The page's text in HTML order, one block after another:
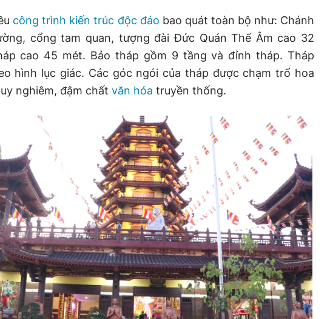
công trình kiến trúc độc đáo bao quát toàn bộ như: Chánh
cổng tam quan, tượng đài Đức Quán Thế Âm cao 32
cao 45 mét. Bảo tháp gồm 9 tầng và đỉnh tháp. Tháp
hình lục giác. Các góc ngói của tháp được chạm trổ hoa
nghiêm, đậm chất văn hóa truyền thống.